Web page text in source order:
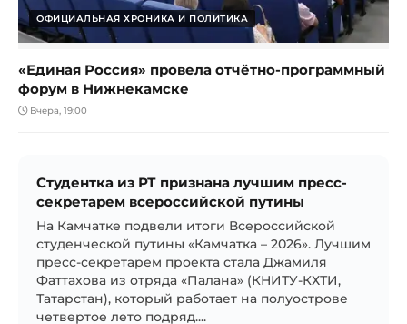
ОФИЦИАЛЬНАЯ ХРОНИКА И ПОЛИТИКА
«Единая Россия» провела отчётно-программный
форум в Нижнекамске
Вчера, 19:00
Студентка из РТ признана лучшим пресс-
секретарем всероссийской путины
На Камчатке подвели итоги Всероссийской
студенческой путины «Камчатка – 2026». Лучшим
пресс-секретарем проекта стала Джамиля
Фаттахова из отряда «Палана» (КНИТУ-КХТИ,
Татарстан), который работает на полуострове
четвертое лето подряд....